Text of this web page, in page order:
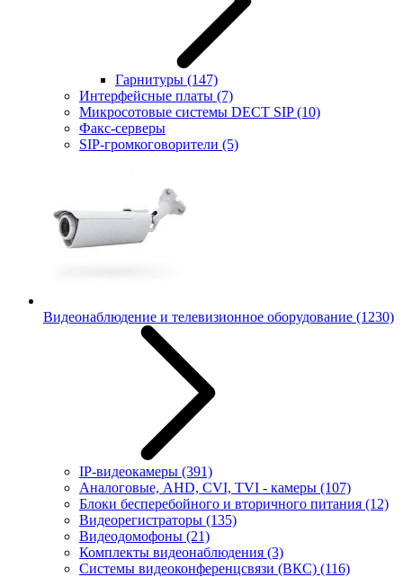
Гарнитуры (147)
Интерфейсные платы (7)
Микросотовые системы DECT SIP(10)
Факс-серверы
SIP-громкоговорители (5)
Видеонаблюдение и телевизионное оборудование (1230)
IP-видеокамеры (391)
Аналоговые, AHD, CVI, TVI - камеры (107)
Блоки бесперебойного и вторичного питания (12)
Видеорегистраторы (135)
Видеодомофоны (21)
Комплекты видеонаблюдения (3)
Системы видеоконференцсвязи (ВКС) (116)